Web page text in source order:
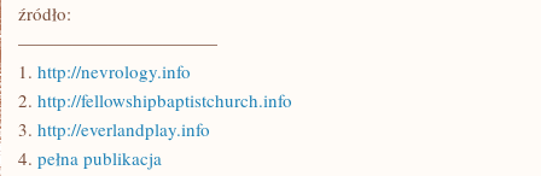
źródło:
———————————
1. http://nevrology.info
2. http://fellowshipbaptistchurch.info
3. http://everlandplay.info
4. pełna publikacja